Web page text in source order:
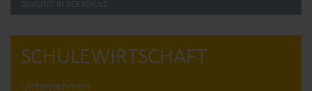
QUALITÄT IN DER SCHULE
SCHULE­WIRTSCHAFT
Unternehmen